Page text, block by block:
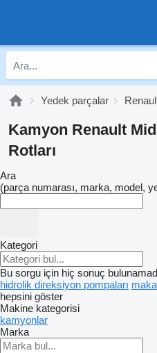
Yedek parçalar
Kamyon Renault
Rotları
Ara
(parça numarası, marka, model,
Kategori
Bu sorgu için hiç sonuç
hidrolik direksiyon pompaları
hepsini göster
Makine kategorisi
kamyonlar
Marka